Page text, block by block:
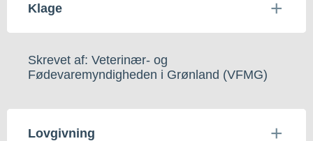
Klage
Skrevet af: Veterinær- og
Fødevaremyndigheden i Grønland (VFMG)
Lovgivning